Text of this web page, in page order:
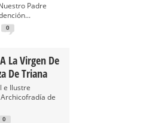
Padre
0
La Virgen De
De Triana
e Ilustre
de
0